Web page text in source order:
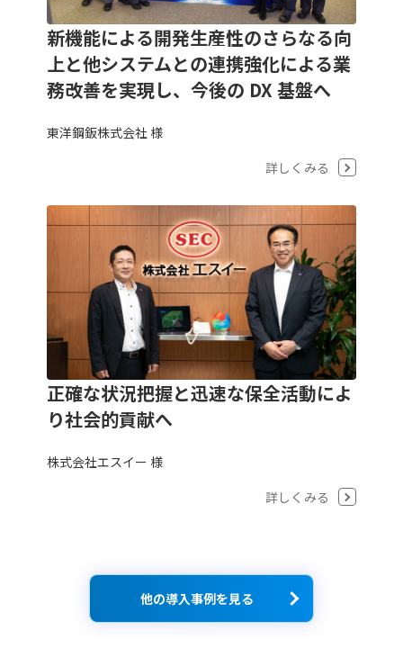
新機能による開発生産性のさらなる向
上と他システムとの連携強化による業
務改善を実現し、今後の DX 基盤へ
東洋鋼鈑株式会社 様
詳しくみる
正確な状況把握と迅速な保全活動によ
り社会的貢献へ
株式会社エスイー 様
詳しくみる
他の導入事例を見る